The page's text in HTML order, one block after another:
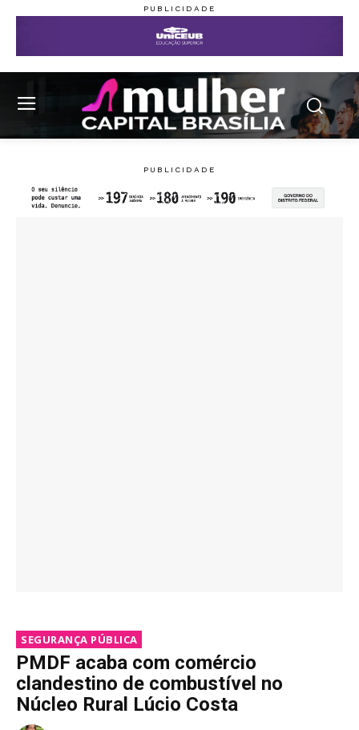
SEGURANÇA PÚBLICA
PMDF acaba com comércio
clandestino de combustível no
Núcleo Rural Lúcio Costa